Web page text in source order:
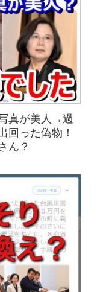
真が美人→過
回った偽物！
ん？